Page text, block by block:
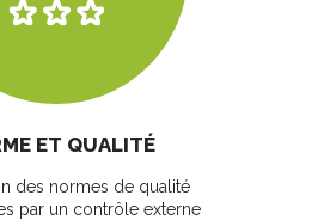
ET QUALITÉ
des normes de qualité
par un contrôle externe